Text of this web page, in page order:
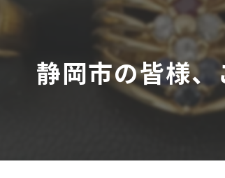
貴金属
ブランド
ジュエリー
静岡市の皆様、